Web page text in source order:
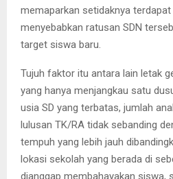
memaparkan setidaknya
menyebabkan ratusan SDN
target siswa baru.
Tujuh faktor itu antara lain letak
yang hanya menjangkau satu
usia SD yang terbatas, jumlah
lulusan TK/RA tidak sebanding
tempuh yang lebih jauh
lokasi sekolah yang berada di
dianggap membahayakan siswa,